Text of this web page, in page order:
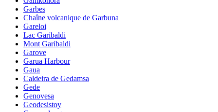
Garbes
Chaîne volcanique de Garbuna
Gareloi
Lac Garibaldi
Mont Garibaldi
Garove
Garua Harbour
Gaua
Caldeira de Gedamsa
Gede
Genovesa
Geodesistoy